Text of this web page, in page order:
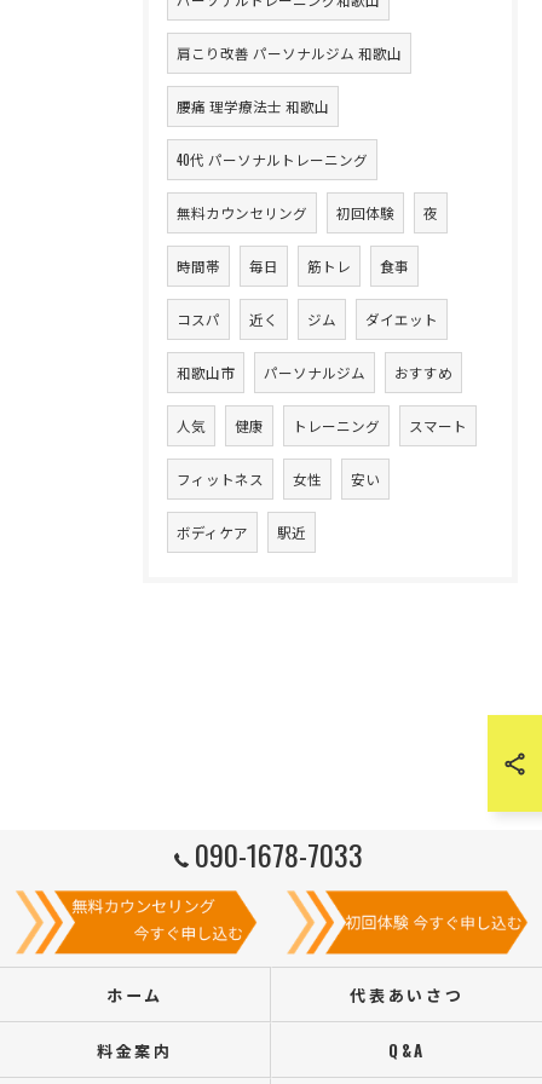
肩こり改善 パーソナルジム 和歌山
腰痛 理学療法士 和歌山
40代 パーソナルトレーニング
無料カウンセリング 初回体験 夜
時間帯 毎日 筋トレ 食事
コスパ 近く ジム ダイエット
和歌山市 パーソナルジム おすすめ
人気 健康 トレーニング スマート
フィットネス 女性 安い
ボディケア 駅近
090-1678-7033
ホーム 代表あいさつ
料金案内 Q&A